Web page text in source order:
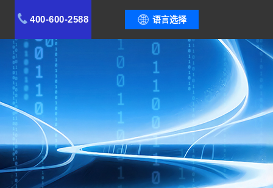
语言选择
400-600-2588